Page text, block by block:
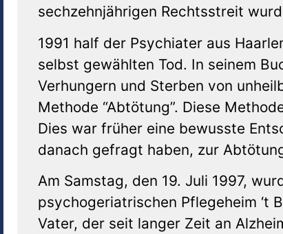
sechzehnjährigen Rechtsstreit
1991 half der Psychiater aus
selbst gewählten Tod. In seinem
Verhungern und Sterben von
Methode “Abtötung”. Diese
Dies war früher eine bewusste
danach gefragt haben, zur
Am Samstag, den 19. Juli 1997,
psychogeriatrischen Pflegeheim ‘t
Vater, der seit langer Zeit an